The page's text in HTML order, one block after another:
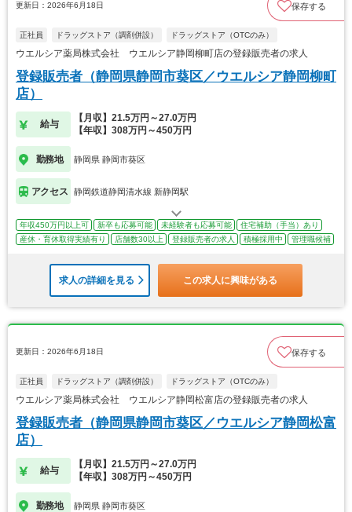
更新日：2026年6月18日 保存する
正社員 ドラッグストア（調剤併設） ドラッグストア（OTCのみ）
ウエルシア薬局株式会社 ウエルシア静岡柳町店の登録販売者の求人
登録販売者（静岡県静岡市葵区／ウエルシア静岡柳町
店）
給与
【月収】21.5万円～27.0万円
【年収】308万円～450万円
勤務地 静岡県 静岡市葵区
アクセス 静岡鉄道静岡清水線 新静岡駅
年収450万円以上可 新卒も応募可能 未経験者も応募可能
住宅補助（手当）あり
産休・育休取得実績有り
店舗数30以上 登録販売者の求人 積極採用中 管理職候補
求人の詳細を見る この求人に興味がある
更新日：2026年6月18日 保存する
正社員 ドラッグストア（調剤併設） ドラッグストア（OTCのみ）
ウエルシア薬局株式会社 ウエルシア静岡松富店の登録販売者の求人
登録販売者（静岡県静岡市葵区／ウエルシア静岡松富
店）
給与
【月収】21.5万円～27.0万円
【年収】308万円～450万円
勤務地 静岡県 静岡市葵区